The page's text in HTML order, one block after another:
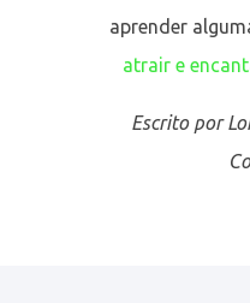
aprender
atrair e
Escrito por